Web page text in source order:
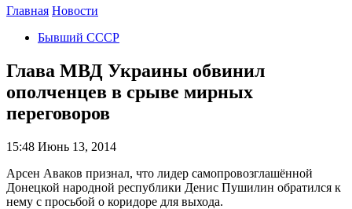
Главная Новости
Бывший СССР
Глава МВД Украины обвинил
ополченцев в срыве мирных
переговоров
15:48 Июнь 13, 2014
Арсен Аваков признал, что лидер самопровозглашённой
Донецкой народной республики Денис Пушилин обратился к
нему с просьбой о коридоре для выхода.